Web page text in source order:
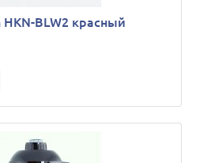
BLW2 красный